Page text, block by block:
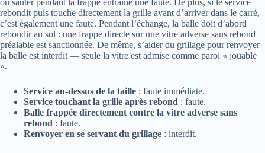
ou sauter pendant la frappe entraîne une faute. De plus, si le service
rebondit puis touche directement la grille avant d’arriver dans le carré,
c’est également une faute. Pendant l’échange, la balle doit d’abord
rebondir au sol : une frappe directe sur une vitre adverse sans rebond
préalable est sanctionnée. De même, s’aider du grillage pour renvoyer
la balle est interdit — seule la vitre est admise comme paroi « jouable
».
Service au-dessus de la taille : faute immédiate.
Service touchant la grille après rebond : faute.
Balle frappée directement contre la vitre adverse sans
rebond : faute.
Renvoyer en se servant du grillage : interdit.